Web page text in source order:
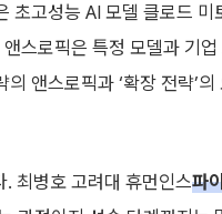
고성능 AI 모델 클로드
스로픽은 특정 모델과 기
앤스로픽과 ‘확장 전략’
최병호 고려대 휴먼인스파